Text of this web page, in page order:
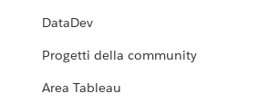
DataDev
Progetti della community
Area Tableau